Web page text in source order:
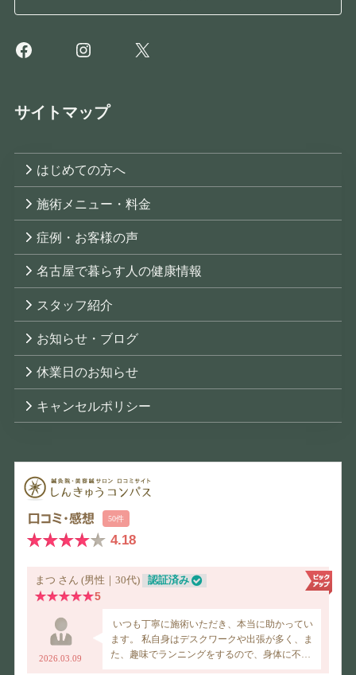
FacebookInstagram
X
サイトマップ
はじめての方へ
施術メニュー・料金
症例・お客様の声
名古屋で暮らす人の健康情報
スタッフ紹介
お知らせ・ブログ
休業日のお知らせ
キャンセルポリシー